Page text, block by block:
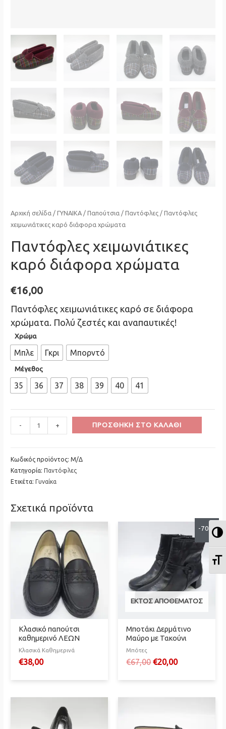
Αρχική σελίδα /ΓΥΝΑΙΚΑ /Παπούτσια /Παντόφλες / Παντόφλες
χειμωνιάτικες καρό διάφορα χρώματα
Παντόφλες χειμωνιάτικες
καρό διάφορα χρώματα
€16,00
Παντόφλες χειμωνιάτικες καρό σε διάφορα
χρώματα. Πολύ ζεστές και αναπαυτικές!
Χρώμα
Μπλε Γκρι Μπορντό
Μέγεθος
35 36 37 38 39 40 41
Quantity
-
Παντόφλες
χειμωνιάτικες
διάφορα
χρώματα
ποσότητα
Quantity
+ ΠΡΟΣΘΉΚΗ ΣΤΟ ΚΑΛΆΘΙ
Κωδικός προϊόντος:Μ/Δ
Κατηγορία: Παντόφλες
Ετικέτα: Γυναίκα
Σχετικά προϊόντα
Κλασικό παπούτσι
καθημερινό ΛΕΩΝ
Κλασικά Καθημερινά
€38,00
-70%
ΕΚΤΌΣ ΑΠΟΘΈΜΑΤΟΣ
Μποτάκι Δερμάτινο
Μαύρο με Τακούνι
Μπότες
€67,00Original
was:
€20,00Η
τιμή